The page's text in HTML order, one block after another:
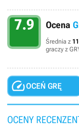
7.9 Ocena
Średnia z
graczy z
OCEŃ GRĘ
OCENY